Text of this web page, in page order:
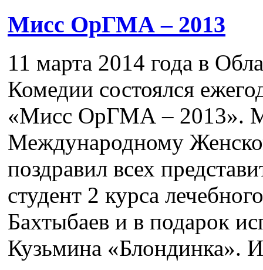
Мисс ОрГМА – 2013
11 марта 2014 года в
Комедии состоялся
«Мисс ОрГМА – 2013».
Международному
поздравил всех
студент 2 курса
Бахтыбаев и в подарок
Кузьмина «Блондинка».